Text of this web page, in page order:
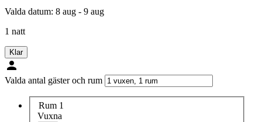
Valda datum: 8 aug - 9 aug
1 natt
Klar
Valda antal gäster och rum
Rum 1
Vuxna